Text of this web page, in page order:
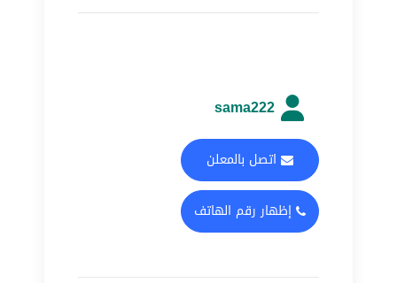
sama222
اتصل بالمعلن
إظهار رقم الهاتف